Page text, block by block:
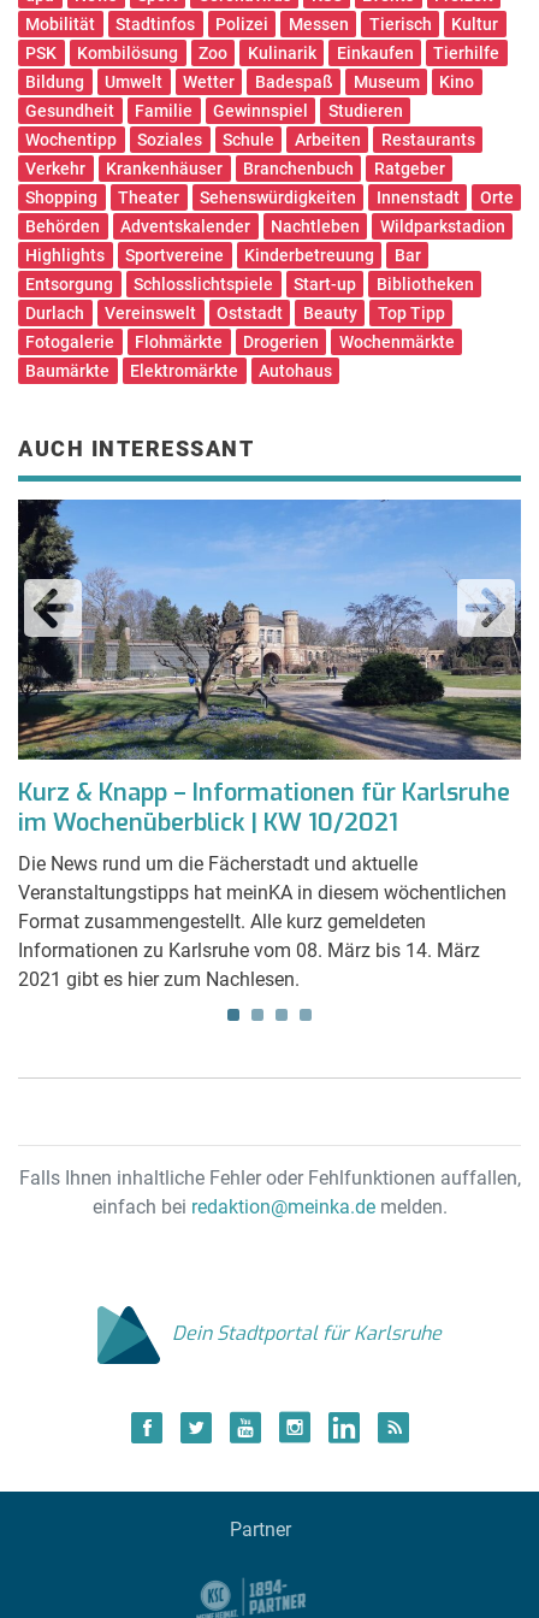
Mobilität
Stadtinfos Polizei Messen Tierisch
Kultur
PSK
Kombilösung Zoo Kulinarik Einkaufen
Tierhilfe
Bildung
Umwelt Wetter Badespaß Museum
Kino
Gesundheit
Familie Gewinnspiel
Studieren
Wochentipp
Soziales Schule Arbeiten
Restaurants
Verkehr
Krankenhäuser Branchenbuch
Ratgeber
Shopping
Theater Sehenswürdigkeiten Innenstadt
Orte
Behörden
Adventskalender Nachtleben
Wildparkstadion
Highlights
Sportvereine Kinderbetreuung
Bar
Entsorgung
Schlosslichtspiele Start-up
Bibliotheken
Durlach
Vereinswelt Oststadt Beauty
Top Tipp
Fotogalerie
Flohmärkte Drogerien
Wochenmärkte
Baumärkte
Elektromärkte Autohaus
AUCH INTERESSANT
Kurz & Knapp – Informationen für Karlsruhe
im Wochenüberblick | KW 10/2021
Die News rund um die Fächerstadt und aktuelle
Veranstaltungstipps hat meinKA in diesem wöchentlichen
Format zusammengestellt. Alle kurz gemeldeten
Informationen zu Karlsruhe vom 08. März bis 14. März
2021 gibt es hier zum Nachlesen.
Falls Ihnen inhaltliche Fehler oder Fehlfunktionen auffallen,
einfach bei redaktion@meinka.demelden.
Dein Stadtportal für Karlsruhe
Partner